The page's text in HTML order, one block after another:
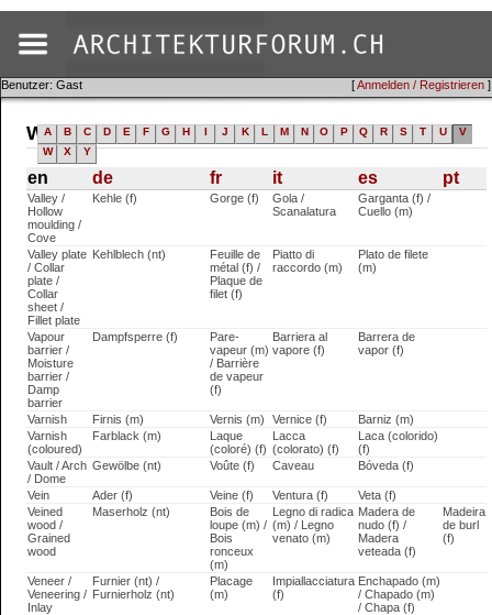
[Anmelden / Registrieren ]
Benutzer: Gast
Wörterbuch (en)
A B C D E F G H I J K L M N O P Q R S T U
V
W
X Y
en de fr it es pt
Valley /
Hollow
moulding /
Cove
Kehle (f) Gorge (f)
Gola /
Scanalatura
Garganta (f) /
Cuello (m)
Valley plate
/ Collar
plate /
Collar
sheet /
Fillet plate
Kehlblech (nt)
Feuille de
métal (f) /
Plaque de
filet (f)
Piatto di
raccordo (m)
Plato de filete
(m)
Vapour
barrier /
Moisture
barrier /
Damp
barrier
Dampfsperre (f)
Pare-
vapeur (m)
/ Barrière
de vapeur
(f)
Barriera al
vapore (f)
Barrera de
vapor (f)
Varnish Firnis (m) Vernis (m) Vernice (f)
Barniz (m)
Varnish
(coloured)
Farblack (m)
Laque
(coloré) (f)
Lacca
(colorato) (f)
Laca (colorido)
(f)
Vault / Arch
/ Dome
Gewölbe (nt) Voûte (f) Caveau Bóveda (f)
Vein Ader (f) Veine (f) Ventura (f)
Veta (f)
Veined
wood /
Grained
wood
Maserholz (nt)
Bois de
loupe (m) /
Bois
ronceux
(m)
Legno di radica
(m) / Legno
venato (m)
Madera de
nudo (f) /
Madera
veteada (f)
Madeira
de burl
(f)
Veneer /
Veneering /
Inlay
Furnier (nt) /
Furnierholz (nt)
Placage
(m)
Impiallacciatura
(f)
Enchapado (m)
/ Chapado (m)
/ Chapa (f)